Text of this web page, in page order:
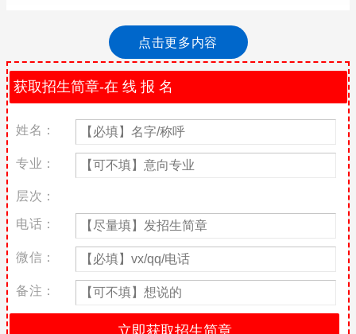
是，电子商务学校开设的专业也是一些热门专业，所以更多的同学
选择去读电子商务学校，每到高考结束之后，就有不少同学咨询小
编关于哪些大专的电子商务学校比较好?在广东开设有电子商务的学
校有很多，在这里就给大家介绍一下。
广东科贸职业学院概况
学校有广州白云校区、广州天河校区、清远校区三个校区，占地面
积约1100亩，建筑面积64万多平方米，开设44个专业;有全日制学
生23000多人，办学涵盖农、工、经、管、文等专业领域。有覆盖
所有专业群的校内实训基地22个、校外实训基地170多个，各类实
验室、实训室185个。
师资力量
学院双师素质专任教师占比85%，重点建设专业双师素质专任教师
占比95%;校级教学名师32人;广东省高校“千百十工程”校级培养对
象27人;校级教学团队21个。聘请来自行业企业的兼职教师约500
人，建立了1000名由行业企业专家、能工巧匠、非遗传承人等组成
的兼职教师资源库。
点击更多内容
姓名：
专业：
层次：
电话：
微信：
备注：